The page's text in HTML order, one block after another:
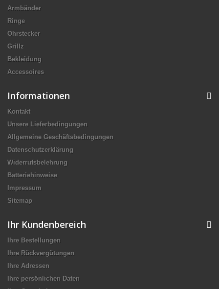
Armbänder
Ringe
Ohrstecker
Grillz
Bekleidung
Accessoires
Informationen
Kontakt
Unsere Lieferbedingungen
Allgemeine Geschäftsbedingungen
Datenschutzerklärung
Widerrufsbelehrung
Batteriehinweise
Impressum
Sitemap
Ihr Kundenbereich
Ihre Bestellungen
Ihre Rückvergütungen
Ihre Adressen
Ihre persönlichen Daten